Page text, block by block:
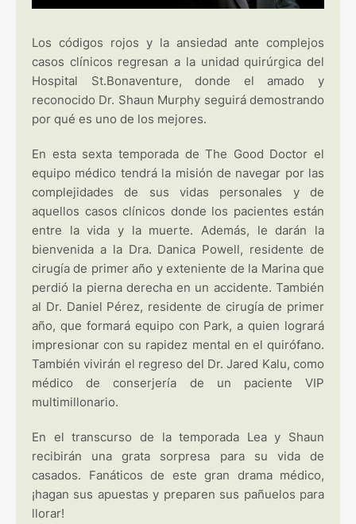
Los códigos rojos y la ansiedad ante complejos
casos clínicos regresan a la unidad quirúrgica del
Hospital St.Bonaventure, donde el amado y
reconocido Dr. Shaun Murphy seguirá demostrando
por qué es uno de los mejores.
En esta sexta temporada de The Good Doctor el
equipo médico tendrá la misión de navegar por las
complejidades de sus vidas personales y de
aquellos casos clínicos donde los pacientes están
entre la vida y la muerte. Además, le darán la
bienvenida a la Dra. Danica Powell, residente de
cirugía de primer año y exteniente de la Marina que
perdió la pierna derecha en un accidente. También
al Dr. Daniel Pérez, residente de cirugía de primer
año, que formará equipo con Park, a quien logrará
impresionar con su rapidez mental en el quirófano.
También vivirán el regreso del Dr. Jared Kalu, como
médico de conserjería de un paciente VIP
multimillonario.
En el transcurso de la temporada Lea y Shaun
recibirán una grata sorpresa para su vida de
casados. Fanáticos de este gran drama médico,
¡hagan sus apuestas y preparen sus pañuelos para
llorar!